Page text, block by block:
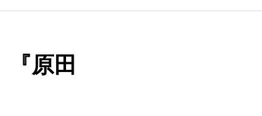
原田